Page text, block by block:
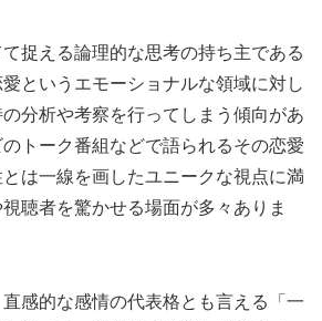
捉える論理的な思考の持ち主である
というエモーショナルな領域に対し
分析や考察を行ってしまう傾向があ
トーク番組などで語られるその恋愛
は一線を画したユニークな視点に満
聴者を驚かせる場面が多々ありま
感的な感情の代表格とも言える「一